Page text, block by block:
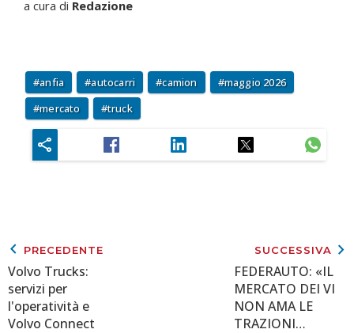
a cura di Redazione
anfia autocarri camion
maggio 2026
mercato
truck
keyboard_arrow_left PRECEDENTE
Volvo Trucks:
servizi per
l'operatività e
Volvo Connect
SUCCESSIVA keyboard_arrow_right
FEDERAUTO: «IL
MERCATO DEI VI
NON AMA LE
TRAZIONI